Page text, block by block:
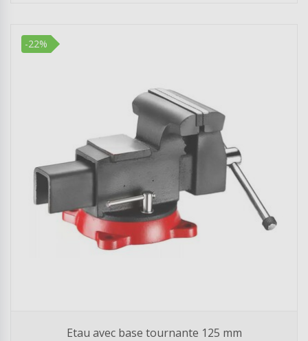
-22%
Etau avec base tournante 125 mm